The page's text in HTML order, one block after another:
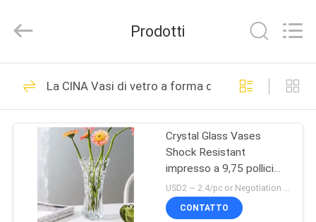
CASA
PRODOTTI
VIDEO
CIRCA
HOME
PRODUCTS
All
Reserved.
Tazze beventi di
vetro
43
Prodotti
La CINA Vasi di vetro a forma di
Crystal Glass Vases
Shock Resistant
impresso a 9,75 pollici
per la decorazione
domestica
USD2 ~ 2.4/pc or Negotiation MOQ:20000 PCS
CONTATTO